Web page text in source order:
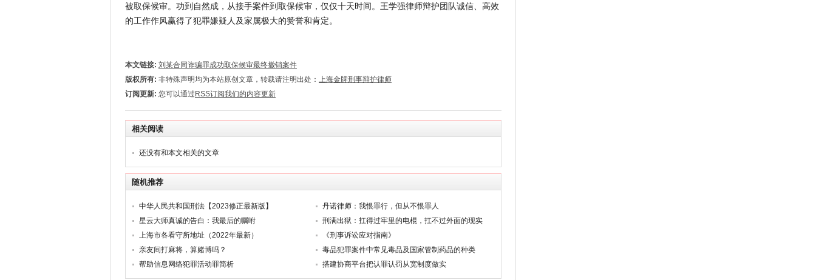
被取保候审。功到自然成，从接手案件到取保候审，仅仅十天时间。王学强律师辩护团队诚信、高效
的工作作风赢得了犯罪嫌疑人及家属极大的赞誉和肯定。
本文链接: 刘某合同诈骗罪成功取保候审最终撤销案件
版权所有: 非特殊声明均为本站原创文章，转载请注明出处： 上海金牌刑事辩护律师
订阅更新: 您可以通过 RSS订阅我们的内容更新
相关阅读
还没有和本文相关的文章
随机推荐
中华人民共和国刑法【2023修正最新版】
丹诺律师：我恨罪行，但从不恨罪人
星云大师真诚的告白：我最后的嘱咐
刑满出狱：扛得过牢里的电棍，扛不过外面的现实
上海市各看守所地址（2022年最新）
《刑事诉讼应对指南》
亲友间打麻将，算赌博吗？
毒品犯罪案件中常见毒品及国家管制药品的种类
帮助信息网络犯罪活动罪简析
搭建协商平台把认罪认罚从宽制度做实